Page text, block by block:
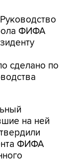
ФИФА
сделано по
на ней
ФИФА